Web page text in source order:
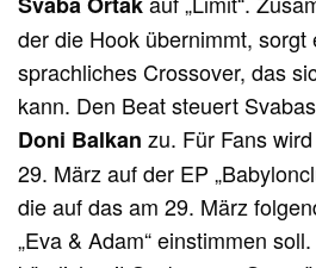
der die Hook übernimmt, sorgt
sprachliches Crossover, das
kann. Den Beat steuert
Doni Balkan zu. Für Fans
29. März auf der EP
die auf das am 29. März
„Eva & Adam“ einstimmen